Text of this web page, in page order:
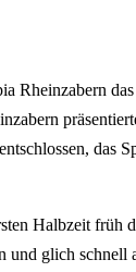
Rheinzabern
das
Halbzeit früh
und glich schnell